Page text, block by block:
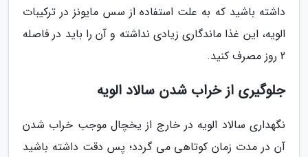
داشته باشید که به علت استفاده از سس مایونز در ترکیبات
الویه، این غذا ماندگاری زیادی نداشته و آن را باید در فاصله
2 روز مصرف کنید.
جلوگیری از خراب شدن سالاد الویه
نگهداری سالاد الویه در خارج از یخچال موجب خراب شدن
آن در مدت زمان کوتاهی می گردد؛ پس دقت داشته باشید